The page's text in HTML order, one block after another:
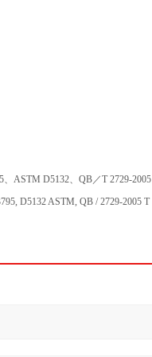
ASTM D5132、QB／T 2729-2005
D5132 ASTM, QB / 2729-2005 T